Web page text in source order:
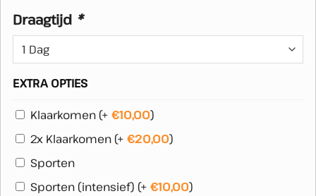
Draagtijd *
EXTRA OPTIES
Klaarkomen (+ €10,00)
2x Klaarkomen (+ €20,00)
Sporten
Sporten (intensief) (+ €10,00)